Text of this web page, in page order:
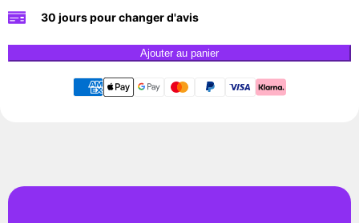
30 jours pour changer d'avis
Ajouter au panier